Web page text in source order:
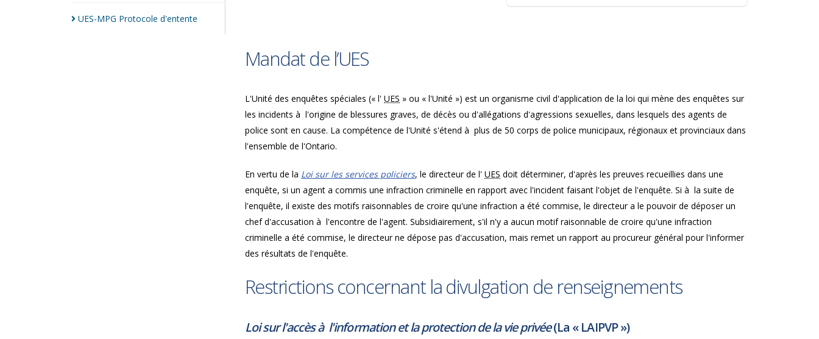
UES-MPG Protocole d'entente
Mandat de l’UES
L'Unité des enquêtes spéciales (« l' UES » ou « l'Unité ») est un organisme civil d'application de la loi qui mène des enquêtes sur
les incidents à l'origine de blessures graves, de décès ou d'allégations d'agressions sexuelles, dans lesquels des agents de
police sont en cause. La compétence de l'Unité s'étend à plus de 50 corps de police municipaux, régionaux et provinciaux dans
l'ensemble de l'Ontario.
En vertu de la Loi sur les services policiers, le directeur de l' UES doit déterminer, d'après les preuves recueillies dans une
enquête, si un agent a commis une infraction criminelle en rapport avec l'incident faisant l'objet de l'enquête. Si à la suite de
l'enquête, il existe des motifs raisonnables de croire qu'une infraction a été commise, le directeur a le pouvoir de déposer un
chef d'accusation à l'encontre de l'agent. Subsidiairement, s'il n'y a aucun motif raisonnable de croire qu'une infraction
criminelle a été commise, le directeur ne dépose pas d'accusation, mais remet un rapport au procureur général pour l'informer
des résultats de l'enquête.
Restrictions concernant la divulgation de renseignements
Loi sur l'accès à l'information et la protection de la vie privée(La «LAIPVP»)